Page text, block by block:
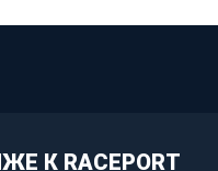
К RACEPORT